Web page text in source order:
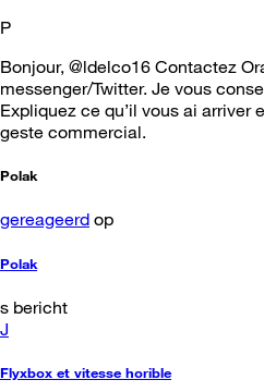
P
Bonjour, @ldelco16 Contactez
messenger/Twitter. Je vous
Expliquez ce qu’il vous ai arriver
geste commercial.
Polak
gereageerd op
Polak
s bericht
J
Flyxbox et vitesse horible